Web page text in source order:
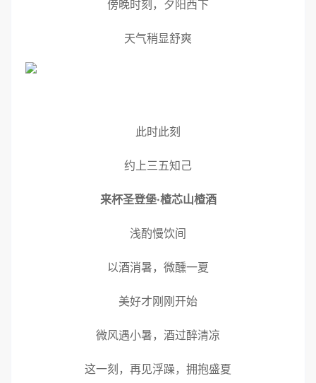
傍晚时刻，夕阳西下
天气稍显舒爽
此时此刻
约上三五知己
来杯圣登堡·楂芯山楂酒
浅酌慢饮间
以酒消暑，微醺一夏
美好才刚刚开始
微风遇小暑，酒过醉清凉
这一刻，再见浮躁，拥抱盛夏